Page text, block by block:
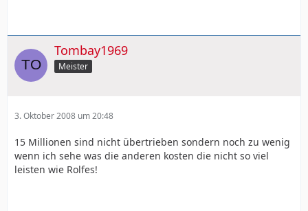
Tombay1969
Meister
3. Oktober 2008 um 20:48
15 Millionen sind nicht übertrieben sondern noch zu wenig
wenn ich sehe was die anderen kosten die nicht so viel
leisten wie Rolfes!